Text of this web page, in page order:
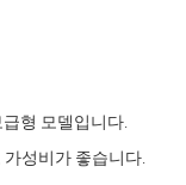
급형 모델입니다.
성비가 좋습니다.